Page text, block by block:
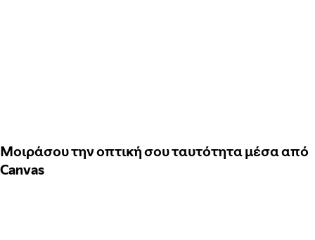
Μοιράσου την οπτική σου ταυτότητα μέσα από
Canvas